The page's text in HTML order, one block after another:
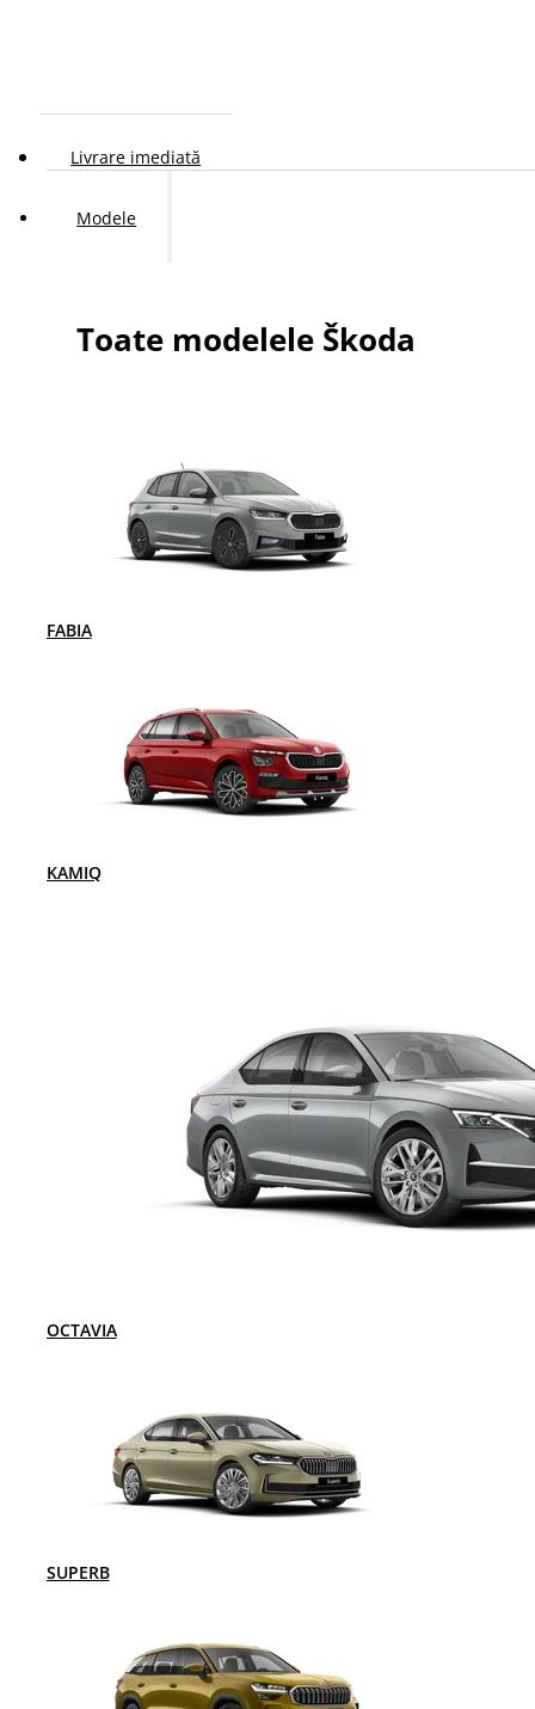
Livrare imediată
Modele
Toate modelele Škoda
FABIA
KAMIQ
OCTAVIA
SUPERB